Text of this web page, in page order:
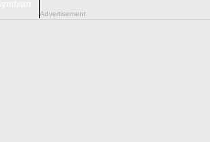
Advertisement